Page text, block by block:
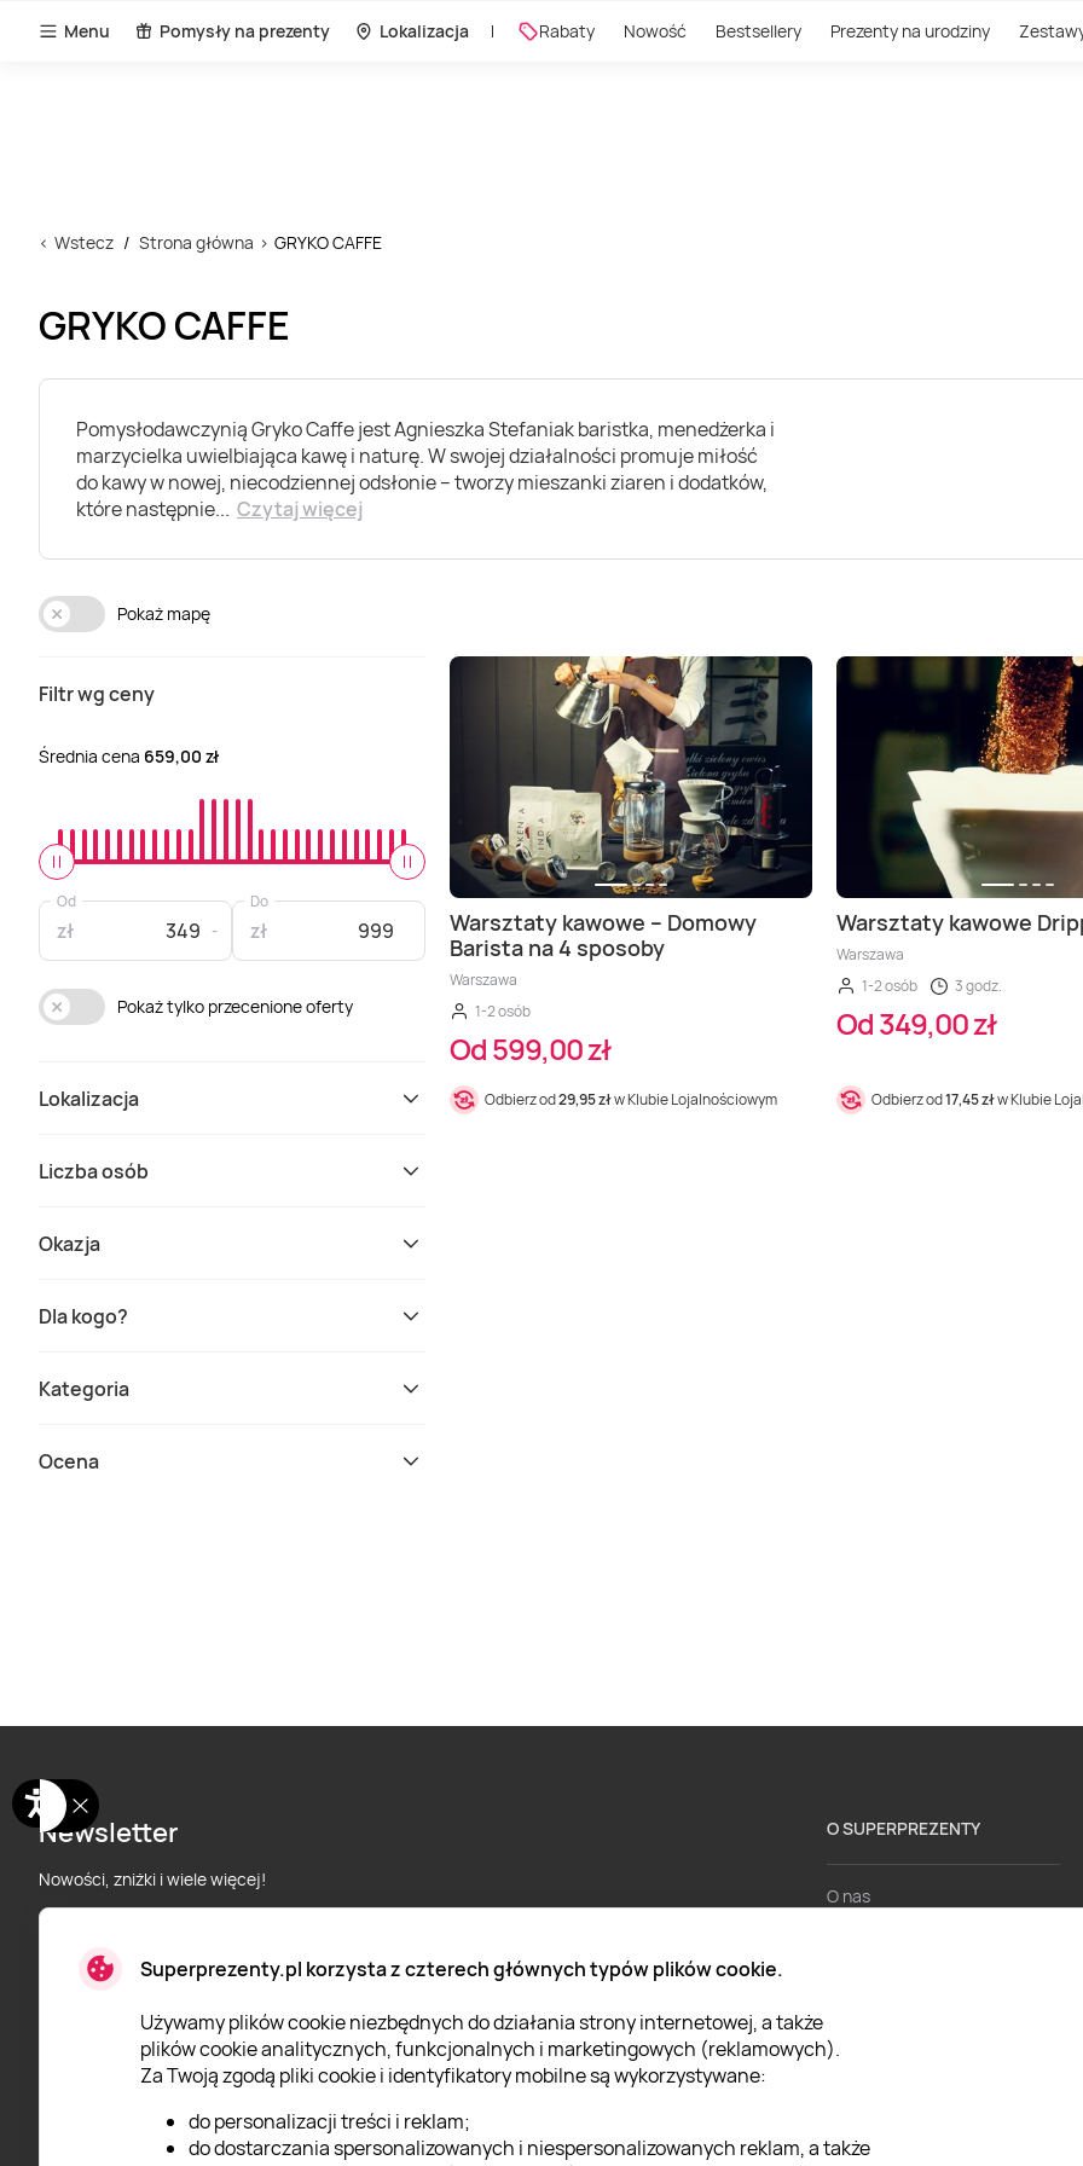
Superprezenty.pl korzysta z czterech głównych typów plików cookie.
Używamy plików cookie niezbędnych do działania strony internetowej, a także
plików cookie analitycznych, funkcjonalnych i marketingowych (reklamowych).
Za Twoją zgodą pliki cookie i identyfikatory mobilne są wykorzystywane:
do personalizacji treści i reklam;
do dostarczania spersonalizowanych i niespersonalizowanych reklam, a także
Menu Pomysły na prezenty Lokalizacja Rabaty Nowość Bestsellery Prezenty na urodziny
Wstecz Strona główna GRYKO CAFFE
GRYKO CAFFE
Pomysłodawczynią Gryko Caffe jest Agnieszka Stefaniak baristka, menedżerka i
marzycielka uwielbiająca kawę i naturę. W swojej działalności promuje miłość
do kawy w nowej, niecodziennej odsłonie – tworzy mieszanki ziaren i dodatków,
które następnie... Czytaj więcej
Pokaż mapę
Filtr wg ceny
Średnia cena 659,00 zł
Od
zł
Do
zł
Pokaż tylko przecenione oferty
Lokalizacja
Liczba osób
Okazja
Dla kogo?
Kategoria
Ocena
Warsztaty kawowe – Domowy
Barista na 4 sposoby
Warszawa
1-2 osób
Od 599,00 zł
Odbierz od29,95 złw Klubie Lojalnościowym
Warsztaty kawowe
Warszawa
1-2 osób
3 godz.
Od 349,00 zł
Odbierz od17,45 złw Klubie
Newsletter
Nowości, zniżki i wiele więcej!
* Wyrażam zgodę na przetwarzanie moich danych osobowych
określonych w
Polityce prywatności Super Prezenty.
O SUPERPREZENTY
O nas
Dla firm
Dodaj recenzję